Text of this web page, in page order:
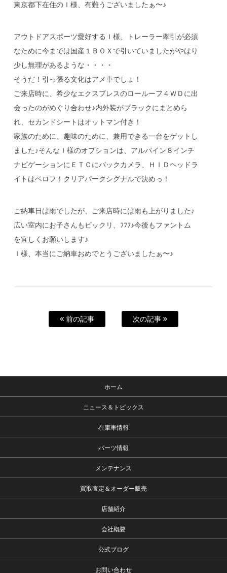
東京都下在住のＩ様、有難うございましたぁ〜♪
アウトドアスポーツ愛好するＩ様、トレーラー牽引が必須
なために今までは国産１ＢＯＸで引いていましたがやはり
少し無理があるような・・・・
そうだ！引っ張る文化はアメ車でしょ！
ご来店時に、希少なエクスプレスのロールーフ４ＷＤに出
会ったのがめぐり合わせ♪内外装がブラックにまとめら
れ、セカンドシートはオットマン付き！
家族のために、趣味のために、兼用できる一台をゲットし
ました♪そんなＩ様のオプションは、アルパイン８インチ
ナビゲーションにＥＴＣにバックカメラ、ＨＩＤヘッドラ
イトはベロフ！クリアパークシグナルで決めっ！
ご納車日は雨でしたが、ご来店時には雨も上がりました♪
広い室内にお子さんもビックリ、ﾌﾌﾌ♪今後もファントム
を宜しくお願いします♪
Ｉ様、本当にご納車おめでとうございましたぁ〜♪
前の記事 次の記事
ホーム
ニュース＆トピックス
在庫車情報
パーツ情報
メンテナンス
買取査定＆オーダー販売
店舗紹介
会社概要
公式ブログ
お問い合わせ